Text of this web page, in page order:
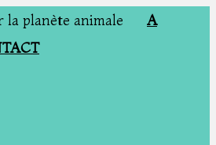
la planète animale
A